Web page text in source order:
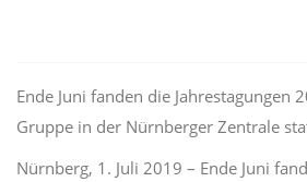
Ende Juni fanden die Jahrestagungen
Gruppe in der Nürnberger Zentrale
Nürnberg, 1. Juli 2019 – Ende Juni